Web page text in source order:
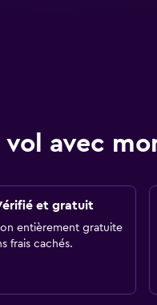
avec
et gratuit
entièrement gratuite
frais cachés.